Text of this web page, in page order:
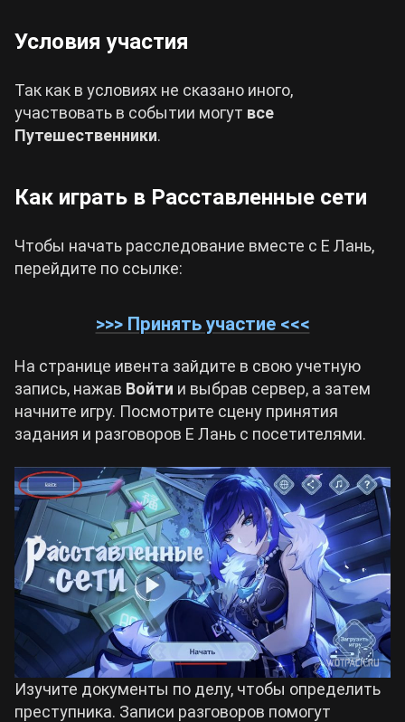
Условия участия
Так как в условиях не сказано иного,
участвовать в событии могут все
Путешественники.
Как играть в Расставленные сети
Чтобы начать расследование вместе с Е Лань,
перейдите по ссылке:
>>> Принять участие <<<
На странице ивента зайдите в свою учетную
запись, нажав Войти и выбрав сервер, а затем
начните игру. Посмотрите сцену принятия
задания и разговоров Е Лань с посетителями.
Изучите документы по делу, чтобы определить
преступника. Записи разговоров помогут